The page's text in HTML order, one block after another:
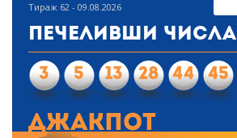
Тираж 62 - 09.08.2026
Печеливши числа
3 5 13 28 44 45
Джакпот